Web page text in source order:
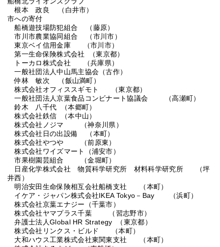
根本 政良 （白井市）
市への寄付
船橋遊技場防犯組合 （藤原）
市川市農業協同組合 （市川市）
東京ベイ信用金庫 （市川市）
第一生命保険株式会社 （東京都）
トーカロ株式会社 （兵庫県）
一般社団法人中山馬主協会（古作）
仲林 敏次 （飯山満町）
株式会社オフィススギモト （東京都）
一般社団法人京葉食品コンビナート協議会 （高瀬町）
鈴木 八千代 （本郷町）
株式会社鉄信 （本中山）
株式会社ノジマ （神奈川県）
株式会社日の出設備 （本町）
株式会社やつや （前原東）
株式会社ワイズマート（浦安市）
市果樹園芸組合 （金堀町）
日産化学株式会社 物質科学研究所 材料科学研究所 （坪
井西）
明治安田生命保険相互会社船橋支社 （本町）
イケア・ジャパン株式会社IKEA Tokyo－Bay （浜町）
株式会社京葉エナジー（千葉市）
株式会社ヤマプラス千葉 （習志野市）
弁護士法人Global HR Strategy （東京都）
株式会社リンクス・ビルド （本町）
大和ハウス工業株式会社東関東支社 （本町）